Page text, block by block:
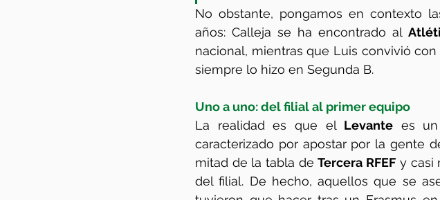
No obstante, pongamos en contexto
años: Calleja se ha encontrado al
nacional, mientras que Luis convivió
siempre lo hizo en Segunda B.
Uno a uno: del filial al primer equipo
La realidad es que el Levante es
caracterizado por apostar por la gente
mitad de la tabla de Tercera RFEF y casi
del filial. De hecho, aquellos que se